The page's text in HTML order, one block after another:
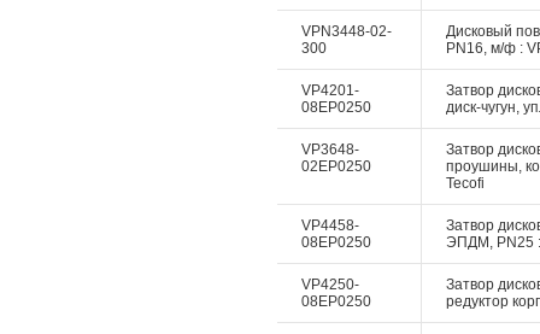
VPN3448-02-
300
Дисковый
PN16, м/ф :
VP4201-
08EP0250
Затвор
диск-чугун,
VP3648-
02EP0250
Затвор
проушины,
Tecofi
VP4458-
08EP0250
Затвор
ЭПДМ, PN25 :
VP4250-
08EP0250
Затвор
редуктор